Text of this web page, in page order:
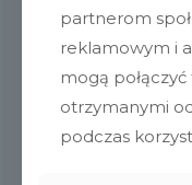
Witaminy z grupy B
Witamina C
Witamina D3
partnerom
reklamowym i
mogą
otrzymanymi
podczas